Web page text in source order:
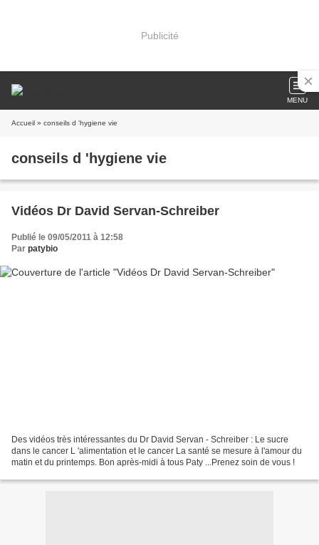
Publicité
MENU
Accueil » conseils d 'hygiene vie
conseils d 'hygiene vie
Vidéos Dr David Servan-Schreiber
Publié le 09/05/2011 à 12:58
Par patybio
Des vidéos très intéressantes du Dr David Servan - Schreiber : Le sucre
dans le cancer L 'alimentation et le cancer La santé se mesure à l'amour du
matin et du printemps. Bon après-midi à tous Paty ...Prenez soin de vous !